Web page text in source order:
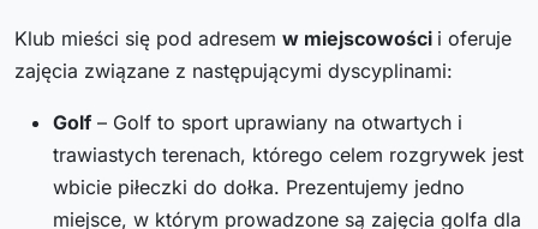
Klub mieści się pod adresem w miejscowości i oferuje
zajęcia związane z następującymi dyscyplinami:
Golf – Golf to sport uprawiany na otwartych i
trawiastych terenach, którego celem rozgrywek jest
wbicie piłeczki do dołka. Prezentujemy jedno
miejsce, w którym prowadzone są zajęcia golfa dla